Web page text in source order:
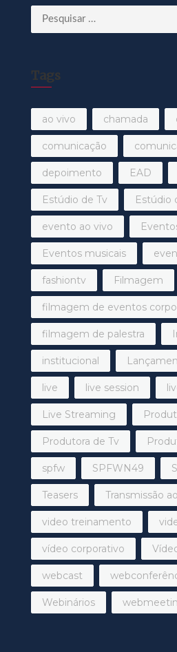
Pesquisar
por:
Tags
ao vivo chamada
comunicação
depoimento EAD
Estúdio de Tv Estúdio
evento ao vivo
Eventos musicais
fashiontv Filmagem
filmagem de eventos
filmagem de palestra
institucional
live live session
Live Streaming
Produtora de Tv
spfw SPFWN49
Teasers Transmissão
video treinamento
vídeo corporativo
webcast
Webinários